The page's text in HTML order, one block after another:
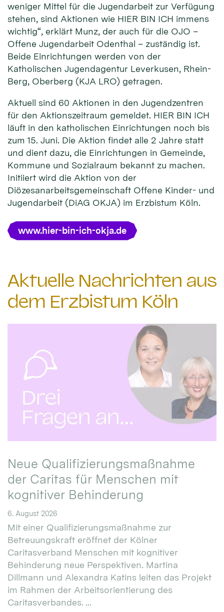
weniger Mittel für die Jugendarbeit zur Verfügung
stehen, sind Aktionen wie HIER BIN ICH immens
wichtig“, erklärt Munz, der auch für die OJO –
Offene Jugendarbeit Odenthal – zuständig ist.
Beide Einrichtungen werden von der
Katholischen Jugendagentur Leverkusen, Rhein-
Berg, Oberberg (KJA LRO) getragen.
Aktuell sind 60 Aktionen in den Jugendzentren
für den Aktionszeitraum gemeldet. HIER BIN ICH
läuft in den katholischen Einrichtungen noch bis
zum 15. Juni. Die Aktion findet alle 2 Jahre statt
und dient dazu, die Einrichtungen in Gemeinde,
Kommune und Sozialraum bekannt zu machen.
Initiiert wird die Aktion von der
Diözesanarbeitsgemeinschaft Offene Kinder- und
Jugendarbeit (DiAG OKJA) im Erzbistum Köln.
www.hier-bin-ich-okja.de
Aktuelle Nachrichten aus
dem Erzbistum Köln
Neue Qualifizierungsmaßnahme
der Caritas für Menschen mit
kognitiver Behinderung
6. August 2026
Mit einer Qualifizierungsmaßnahme zur
Betreuungskraft eröffnet der Kölner
Caritasverband Menschen mit kognitiver
Behinderung neue Perspektiven. Martina
Dillmann und Alexandra Katins leiten das Projekt
im Rahmen der Arbeitsorientierung des
Caritasverbandes. ...